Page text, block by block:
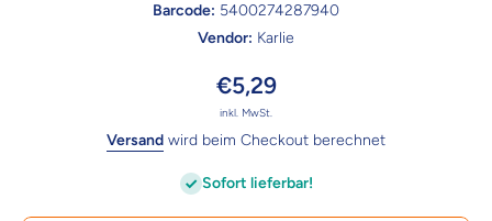
Barcode: 5400274287940
Vendor: Karlie
€5,29
inkl. MwSt.
Versand wird beim Checkout berechnet
Sofort lieferbar!